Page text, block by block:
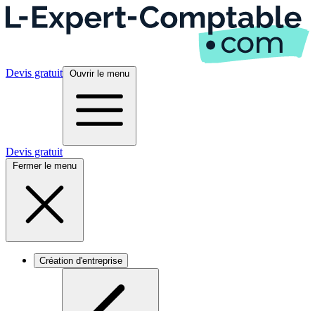
Devis gratuit Ouvrir le menu
Devis gratuit
Fermer le menu
Création d'entreprise